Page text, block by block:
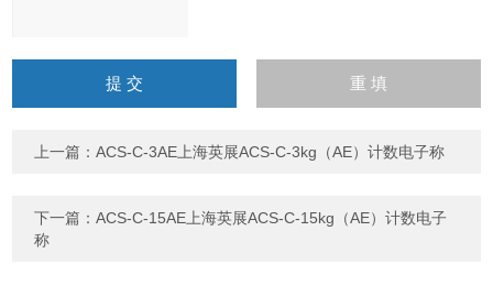
字），如：三加四=7
上一篇：ACS-C-3AE上海英展ACS-C-3kg（AE）计数电子称
下一篇：ACS-C-15AE上海英展ACS-C-15kg（AE）计数电子
称